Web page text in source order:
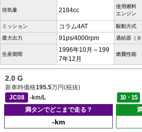
排気量 2184cc
使用燃料
エンジン
ミッション コラム4AT 駆動方式
最大出力 91ps/4000rpm 過給器（タ
生産期間
1996年10月～199
7年12月
燃費性能
2.0 G
新車時価格195.5万円(税抜)
JC08
-km/L 10・15
満タンでどこまで走る？
-km